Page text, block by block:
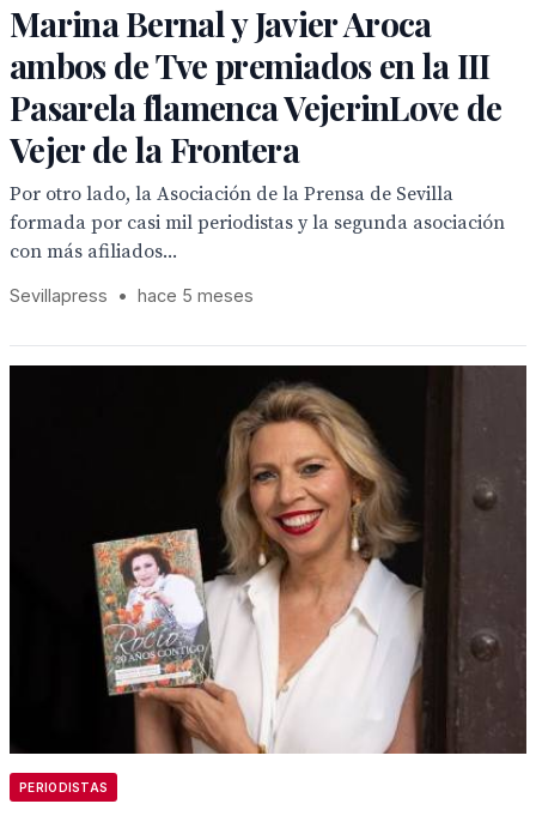
Marina Bernal y Javier Aroca
ambos de Tve premiados en la III
Pasarela flamenca VejerinLove de
Vejer de la Frontera
Por otro lado, la Asociación de la Prensa de Sevilla
formada por casi mil periodistas y la segunda asociación
con más afiliados...
Sevillapress • hace 5 meses
PERIODISTAS